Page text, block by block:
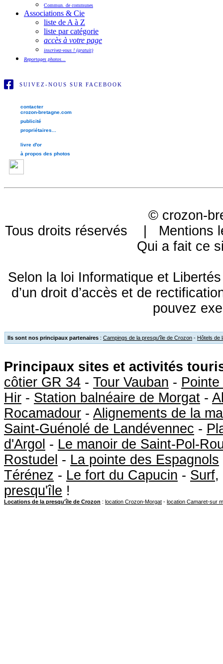
Commun. de communes
Associations & Cie
liste de A à Z
liste par catégorie
accès à votre page
inscrivez-vous ! (gratuit)
Reportages photos...
SUIVEZ-NOUS SUR FACEBOOK
contacter
crozon-bretagne.com
publicité
propriétaires...
livre d'or
à propos des photos
© crozon-
Tous droits réservés | Mentions
Qui a fait ce
Selon la loi Informatique et
d’un droit d’accès et de
pouvez
Ils sont nos principaux partenaires : Campings de la presqu'île de Crozon - Hôtels de
Principaux sites et activités
côtier GR 34 - Tour Vauban -
Hir - Station balnéaire de Morgat -
Rocamadour - Alignements de la
Saint-Guénolé de Landévennec -
d'Argol - Le manoir de Saint-Pol-
Rostudel - La pointe des Espagnols
Térénez - Le fort du Capucin - Surf,
presqu'île !
Locations de la presqu'île de Crozon : location Crozon-Morgat - location Camaret-sur